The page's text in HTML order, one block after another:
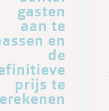
gasten
aan te
en
de
prijs te